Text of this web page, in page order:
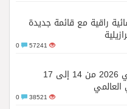
راقية مع قائمة جديدة
57241
معرض سوق السفر العربي 2026 من 14 إلى 17
العالمي
38521